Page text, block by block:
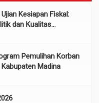
Kesiapan Fiskal:
dan Kualitas
Pemulihan Korban
Madina